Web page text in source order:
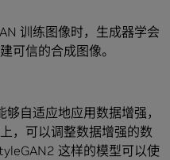
训练图像时，生成器学会
可信的合成图像。
自适应地应用数据增强，
，可以调整数据增强的数
这样的模型可以使